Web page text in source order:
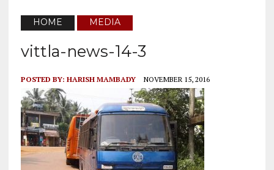
HOME MEDIA
vittla-news-14-3
POSTED BY: HARISH MAMBADY NOVEMBER 15, 2016